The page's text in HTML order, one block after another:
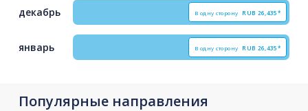
декабрь В одну сторону RUB 26,435*
январь В одну сторону RUB 26,435*
Популярные направления